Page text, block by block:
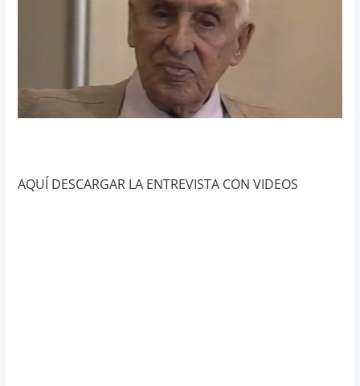
AQUÍ DESCARGAR LA ENTREVISTA CON VIDEOS